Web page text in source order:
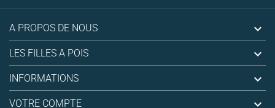
A PROPOS DE NOUS 
LES FILLES A POIS 
INFORMATIONS 
VOTRE COMPTE 